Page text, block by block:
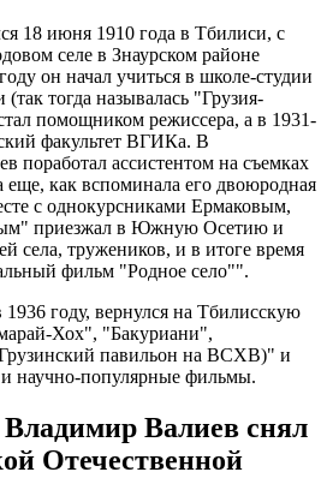
18 июня 1910 года в Тбилиси, с
селе в Знаурском районе
он начал учиться в школе-студии
тогда называлась "Грузия-
помощником режиссера, а в 1931-
факультет ВГИКа. В
поработал ассистентом на съемках
еще, как вспоминала его двоюродная
с однокурсниками Ермаковым,
приезжал в Южную Осетию и
села, тружеников, и в итоге время
фильм "Родное село"".
году, вернулся на Тбилисскую
Хох", "Бакуриани",
павильон на ВСХВ)" и
научно-популярные фильмы.
Валиев снял
Отечественной